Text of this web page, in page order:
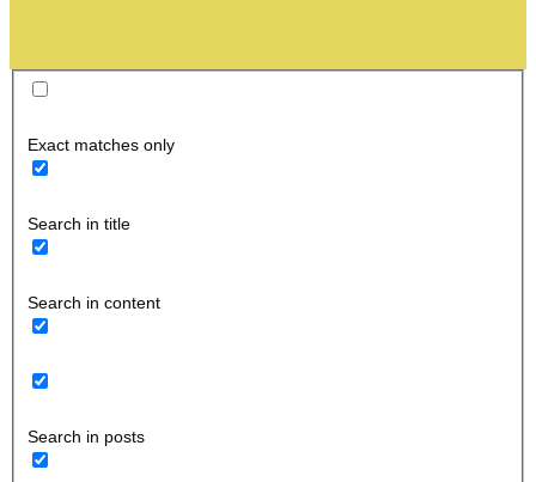
Exact matches only
Search in title
Search in content
Search in posts